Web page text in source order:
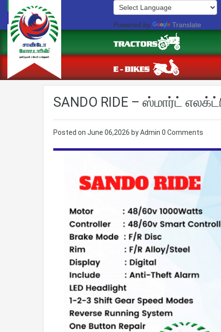
Powered by Translate
SANDO RIDE – ஸ்மார்ட்
Posted on June 06,2026 byAdmin 0 Comments